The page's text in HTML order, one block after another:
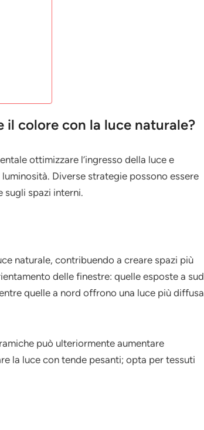
il colore con la luce naturale?
ottimizzare l’ingresso della luce e
Diverse strategie possono essere
sugli spazi interni.
naturale, contribuendo a creare spazi più
delle finestre: quelle esposte a sud
quelle a nord offrono una luce più diffusa
può ulteriormente aumentare
la luce con tende pesanti; opta per tessuti